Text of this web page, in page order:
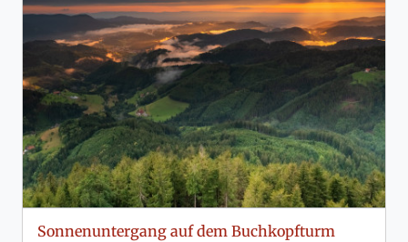
Sonnenuntergang auf dem Buchkopfturm